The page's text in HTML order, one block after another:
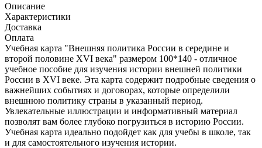
Описание
Характеристики
Доставка
Оплата
Учебная карта "Внешняя политика России в середине и
второй половине XVI века" размером 100*140 - отличное
учебное пособие для изучения истории внешней политики
России в XVI веке. Эта карта содержит подробные сведения о
важнейших событиях и договорах, которые определили
внешнюю политику страны в указанный период.
Увлекательные иллюстрации и информативный материал
позволят вам более глубоко погрузиться в историю России.
Учебная карта идеально подойдет как для учебы в школе, так
и для самостоятельного изучения истории.